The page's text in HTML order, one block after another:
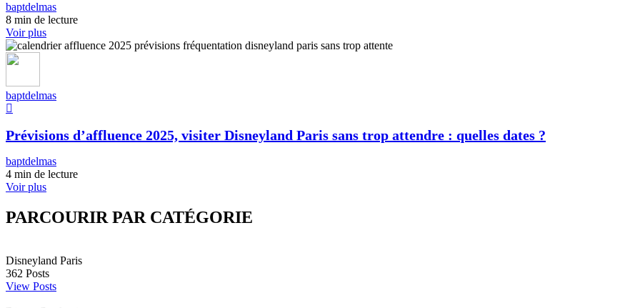
baptdelmas
8 min de lecture
Voir plus
baptdelmas
Prévisions d’affluence 2025, visiter Disneyland Paris sans trop attendre : quelles dates ?
baptdelmas
4 min de lecture
Voir plus
PARCOURIR PAR CATÉGORIE
Disneyland Paris
362 Posts
View Posts